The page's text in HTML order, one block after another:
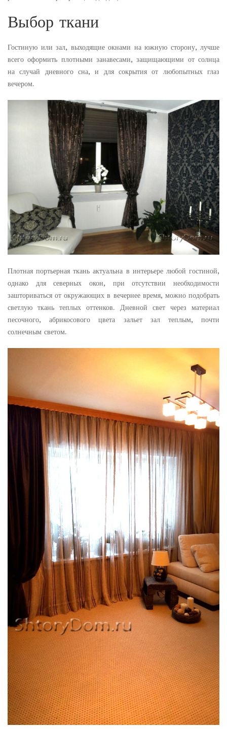
Выбор ткани
Гостиную или зал, выходящие окнами на южную сторону, лучше
всего оформить плотными занавесами, защищающими от солнца
на случай дневного сна, и для сокрытия от любопытных глаз
вечером.
Плотная портьерная ткань актуальна в интерьере любой гостиной,
однако для северных окон, при отсутствии необходимости
зашториваться от окружающих в вечернее время, можно подобрать
светлую ткань теплых оттенков. Дневной свет через материал
песочного, абрикосового цвета зальет зал теплым, почти
солнечным светом.